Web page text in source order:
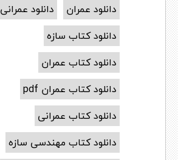
دانلود عمران
دانلود عمرانی
دانلود کتاب سازه
دانلود کتاب عمران
دانلود کتاب عمران pdf
دانلود کتاب عمرانی
دانلود کتاب مهندسی سازه